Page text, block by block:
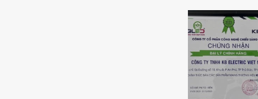
Chứng nhận đại
lý chính hãng
Kingled của
KBElectric